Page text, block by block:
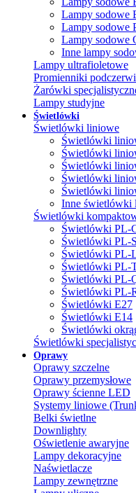
Lampy sodowe
Lampy sodowe
Lampy sodowe
Inne lampy
Lampy ultrafioletowe
Promienniki
Żarówki
Lampy studyjne
Świetlówki
Świetlówki liniowe
Świetlówki
Świetlówki
Świetlówki
Świetlówki
Świetlówki
Inne świetlówki
Świetlówki
Świetlówki PL-
Świetlówki PL-S
Świetlówki PL-
Świetlówki PL-
Świetlówki PL-
Świetlówki PL-
Świetlówki E27
Świetlówki E14
Świetlówki
Świetlówki
Oprawy
Oprawy szczelne
Oprawy przemysłowe
Oprawy ścienne LED
Systemy liniowe
Belki świetlne
Downlighty
Oświetlenie awaryjne
Lampy dekoracyjne
Naświetlacze
Lampy zewnętrzne